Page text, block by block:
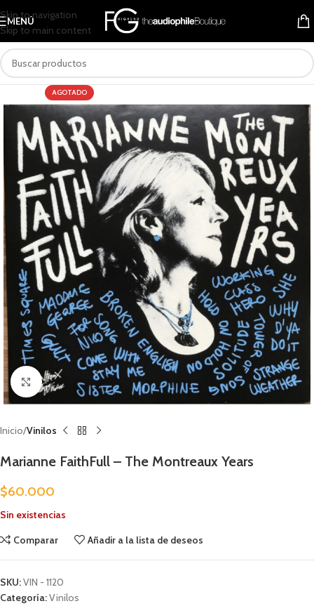
Skip to navigation
Skip to main content
MENÚ
AGOTADO
Clic para ampliar
Inicio Vinilos
Marianne FaithFull – The Montreaux Years
$60.000
Sin existencias
Comparar
Añadir a la lista de deseos
SKU:VIN - 1120
Categoría:Vinilos